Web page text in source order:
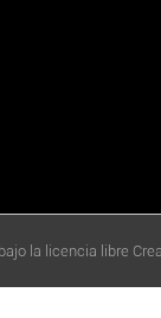
la licencia libre